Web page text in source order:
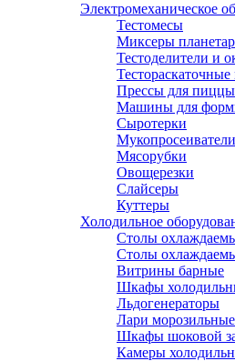
Электромеханическое
Тестомесы
Миксеры
Тестоделители и
Прессы для пиццы
Машины для
Сыротерки
Мукопросеиватели
Мясорубки
Овощерезки
Слайсеры
Куттеры
Холодильное
Столы
Столы
Витрины барные
Шкафы
Льдогенераторы
Лари морозильные
Шкафы шоковой
Камеры